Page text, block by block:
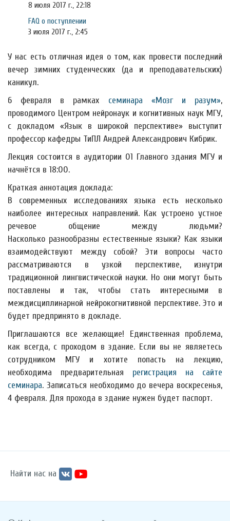
8 июля 2017 г., 22:18
FAQ о поступлении
3 июля 2017 г., 2:45
У нас есть отличная идея о том, как провести последний
вечер зимних студенческих (да и преподавательских)
каникул.
6 февраля в рамках семинара «Мозг и разум»,
проводимого Центром нейронаук и когнитивных наук МГУ,
с докладом «Язык в широкой перспективе» выступит
профессор кафедры ТиПЛ Андрей Александрович Кибрик.
Лекция состоится в аудитории 01 Главного здания МГУ и
начнётся в 18:00.
Краткая аннотация доклада:
В современных исследованиях языка есть несколько
наиболее интересных направлений. Как устроено устное
речевое общение между людьми?
Насколько разнообразны естественные языки? Как языки
взаимодействуют между собой? Эти вопросы часто
рассматриваются в узкой перспективе, изнутри
традиционной лингвистической науки. Но они могут быть
поставлены и так, чтобы стать интересными в
междисциплинарной нейрокогнитивной перспективе. Это и
будет предпринято в докладе.
Приглашаются все желающие! Единственная проблема,
как всегда, с проходом в здание. Если вы не являетесь
сотрудником МГУ и хотите попасть на лекцию,
необходима предварительная регистрация на сайте
семинара. Записаться необходимо до вечера воскресенья,
4 февраля. Для прохода в здание нужен будет паспорт.
Найти нас на